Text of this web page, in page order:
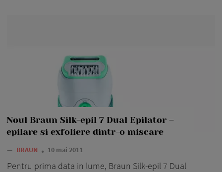
Noul Braun Silk-epil 7 Dual Epilator –
epilare si exfoliere dintr-o miscare
— BRAUN 10 mai 2011
Pentru prima data in lume, Braun Silk-epil 7 Dual